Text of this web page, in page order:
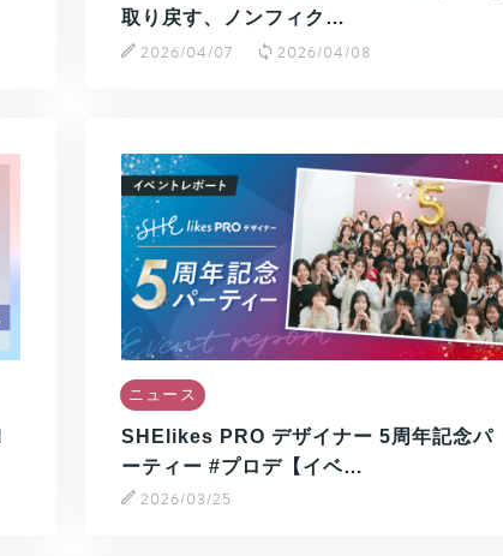
取り戻す、ノンフィク…
2026/04/07 2026/04/08
ニュース
SHElikes PRO デザイナー 5周年記念パ
ーティー #プロデ【イベ…
2026/03/25